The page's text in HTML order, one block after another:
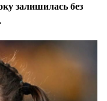
залишилась без